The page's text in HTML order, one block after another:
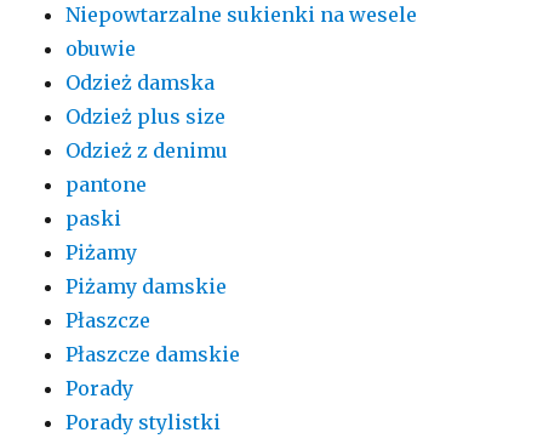
Niepowtarzalne sukienki na wesele
obuwie
Odzież damska
Odzież plus size
Odzież z denimu
pantone
paski
Piżamy
Piżamy damskie
Płaszcze
Płaszcze damskie
Porady
Porady stylistki